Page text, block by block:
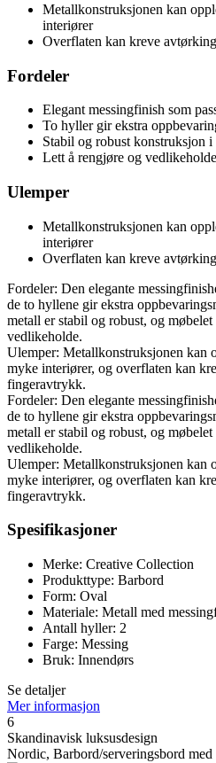
Metallkonstruksjonen kan
interiører
Overflaten kan kreve
Fordeler
Elegant messingfinish som
To hyller gir ekstra
Stabil og robust konstruksjon i
Lett å rengjøre og vedlikeholde
Ulemper
Metallkonstruksjonen kan
interiører
Overflaten kan kreve
Fordeler: Den elegante
de to hyllene gir ekstra
metall er stabil og robust, og
vedlikeholde.
Ulemper: Metallkonstruksjonen kan
myke interiører, og overflaten kan
fingeravtrykk.
Fordeler: Den elegante
de to hyllene gir ekstra
metall er stabil og robust, og
vedlikeholde.
Ulemper: Metallkonstruksjonen kan
myke interiører, og overflaten kan
fingeravtrykk.
Spesifikasjoner
Merke: Creative Collection
Produkttype: Barbord
Form: Oval
Materiale: Metall med
Antall hyller: 2
Farge: Messing
Bruk: Innendørs
Se detaljer
Mer informasjon
6
Skandinavisk luksusdesign
Nordic, Barbord/serveringsbord